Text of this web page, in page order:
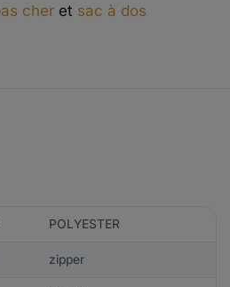
cher et sac à dos
POLYESTER
zipper